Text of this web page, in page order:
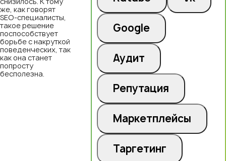
Google
Аудит
Репутация
Маркетплейсы
Таргетинг
же, как говорят
SEO-специалисты,
такое решение
поспособствует
борьбе с накруткой
поведенческих, так
как она станет
попросту
бесполезна.